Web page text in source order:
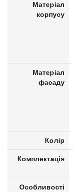
Матеріал
корпусу
Матеріал
фасаду
Колір
Комплектація
Особливості